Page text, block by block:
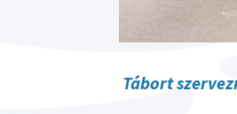
Tábort